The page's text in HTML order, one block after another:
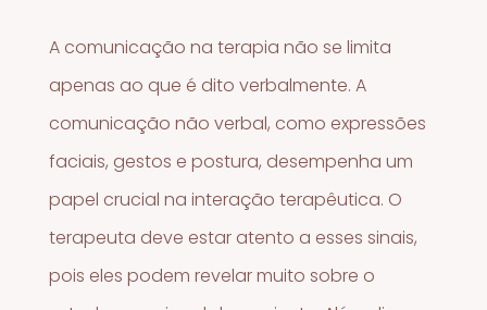
A comunicação na terapia não se limita
apenas ao que é dito verbalmente. A
comunicação não verbal, como expressões
faciais, gestos e postura, desempenha um
papel crucial na interação terapêutica. O
terapeuta deve estar atento a esses sinais,
pois eles podem revelar muito sobre o